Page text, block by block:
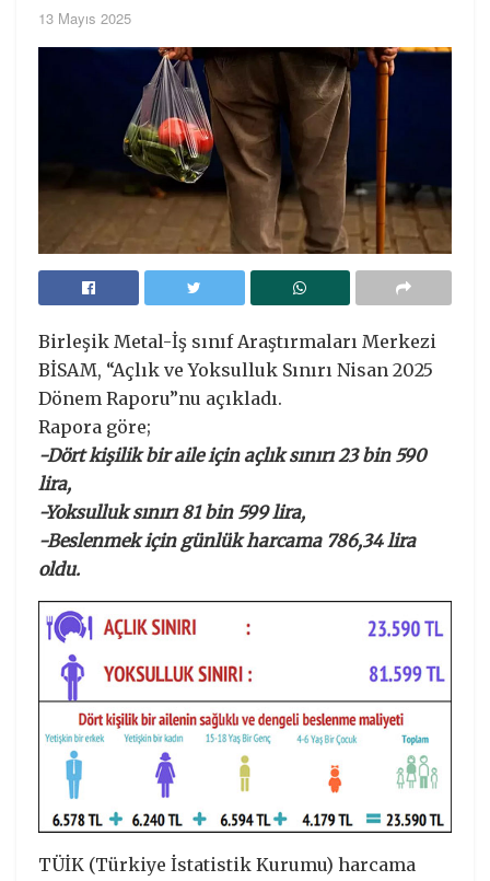
13 Mayıs 2025
Birleşik Metal-İş sınıf Araştırmaları Merkezi
BİSAM, “Açlık ve Yoksulluk Sınırı Nisan 2025
Dönem Raporu”nu açıkladı.
Rapora göre;
-Dört kişilik bir aile için açlık sınırı 23 bin 590
lira,
-Yoksulluk sınırı 81 bin 599 lira,
-Beslenmek için günlük harcama 786,34 lira
oldu.
TÜİK (Türkiye İstatistik Kurumu) harcama